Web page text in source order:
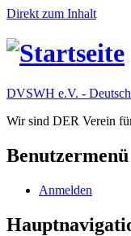
Direkt zum Inhalt
DVSWH e.V. -
Wir sind DER Verein
Benutzermenü
Anmelden